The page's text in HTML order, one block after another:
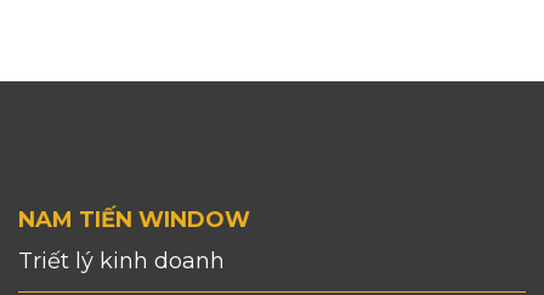
NAM TIẾN WINDOW
Triết lý kinh doanh